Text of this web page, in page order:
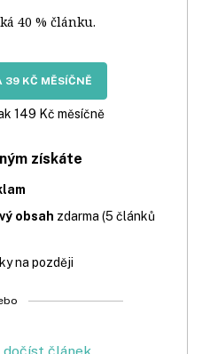
40 % článku.
39 KČ MĚSÍČNĚ
149 Kč měsíčně
získáte
obsah zdarma (5 článků
na později